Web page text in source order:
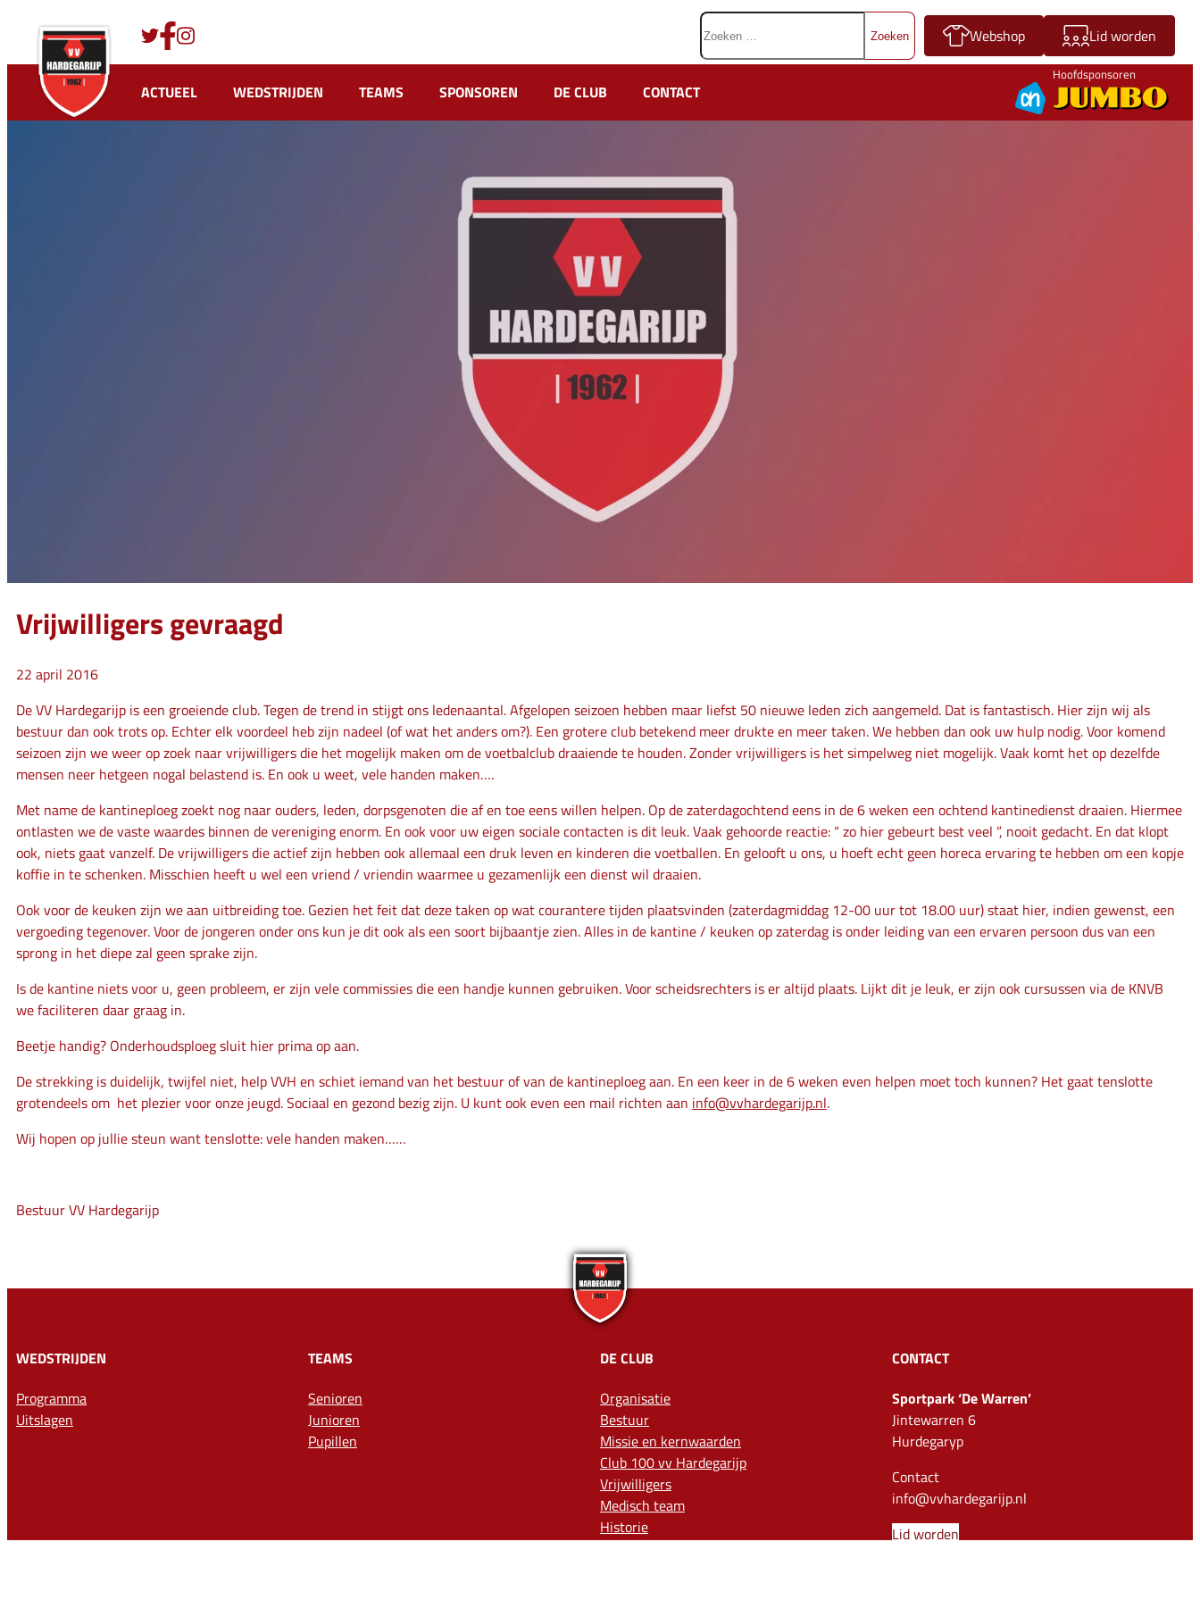
de
inhoud
Webshop Lid worden
Zoeken
naar:
ACTUEEL WEDSTRIJDEN TEAMS SPONSOREN DE CLUB CONTACT
Hoofdsponsoren
Vrijwilligers gevraagd
22 april 2016
De VV Hardegarijp is een groeiende club. Tegen de trend in stijgt ons ledenaantal. Afgelopen seizoen hebben maar liefst 50 nieuwe leden zich aangemeld. Dat is fantastisch. Hier zijn wij als
bestuur dan ook trots op. Echter elk voordeel heb zijn nadeel (of wat het anders om?). Een grotere club betekend meer drukte en meer taken. We hebben dan ook uw hulp nodig. Voor komend
seizoen zijn we weer op zoek naar vrijwilligers die het mogelijk maken om de voetbalclub draaiende te houden. Zonder vrijwilligers is het simpelweg niet mogelijk. Vaak komt het op dezelfde
mensen neer hetgeen nogal belastend is. En ook u weet, vele handen maken….
Met name de kantineploeg zoekt nog naar ouders, leden, dorpsgenoten die af en toe eens willen helpen. Op de zaterdagochtend eens in de 6 weken een ochtend kantinedienst draaien. Hiermee
ontlasten we de vaste waardes binnen de vereniging enorm. En ook voor uw eigen sociale contacten is dit leuk. Vaak gehoorde reactie: “ zo hier gebeurt best veel ”, nooit gedacht. En dat klopt
ook, niets gaat vanzelf. De vrijwilligers die actief zijn hebben ook allemaal een druk leven en kinderen die voetballen. En gelooft u ons, u hoeft echt geen horeca ervaring te hebben om een kopje
koffie in te schenken. Misschien heeft u wel een vriend / vriendin waarmee u gezamenlijk een dienst wil draaien.
Ook voor de keuken zijn we aan uitbreiding toe. Gezien het feit dat deze taken op wat courantere tijden plaatsvinden (zaterdagmiddag 12-00 uur tot 18.00 uur) staat hier, indien gewenst, een
vergoeding tegenover. Voor de jongeren onder ons kun je dit ook als een soort bijbaantje zien. Alles in de kantine / keuken op zaterdag is onder leiding van een ervaren persoon dus van een
sprong in het diepe zal geen sprake zijn.
Is de kantine niets voor u, geen probleem, er zijn vele commissies die een handje kunnen gebruiken. Voor scheidsrechters is er altijd plaats. Lijkt dit je leuk, er zijn ook cursussen via de KNVB
we faciliteren daar graag in.
Beetje handig? Onderhoudsploeg sluit hier prima op aan.
De strekking is duidelijk, twijfel niet, help VVH en schiet iemand van het bestuur of van de kantineploeg aan. En een keer in de 6 weken even helpen moet toch kunnen? Het gaat tenslotte
grotendeels om het plezier voor onze jeugd. Sociaal en gezond bezig zijn. U kunt ook even een mail richten aan info@vvhardegarijp.nl.
Wij hopen op jullie steun want tenslotte: vele handen maken……
Bestuur VV Hardegarijp
WEDSTRIJDEN
Programma
Uitslagen
TEAMS
Senioren
Junioren
Pupillen
DE CLUB
Organisatie
Bestuur
Missie en kernwaarden
Club 100 vv Hardegarijp
Vrijwilligers
Medisch team
Historie
CONTACT
Sportpark ‘De Warren’
Jintewarren 6
Hurdegaryp
Contact
info@vvhardegarijp.nl
Lid worden